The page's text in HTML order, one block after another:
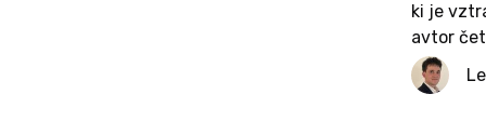
ki je
avtor
Janez